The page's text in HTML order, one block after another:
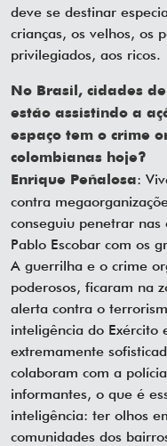
deve se destinar
crianças, os velhos, os
privilegiados, aos ricos.
No Brasil, cidades
estão assistindo a
espaço tem o crime
colombianas hoje?
Enrique Peñalosa:
contra
conseguiu penetrar nas
Pablo Escobar com os
A guerrilha e o crime
poderosos, ficaram na
alerta contra o
inteligência do Exército
extremamente
colaboram com a
informantes, o que é
inteligência: ter olhos
comunidades dos